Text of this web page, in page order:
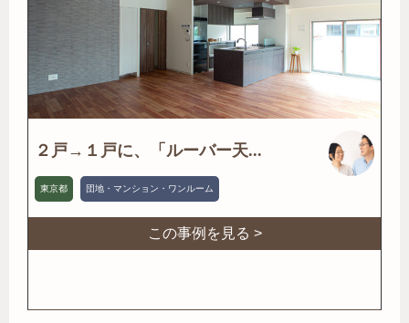
２戸→１戸に、「ルーバー天...
東京都 団地・マンション・ワンルーム
この事例を見る >